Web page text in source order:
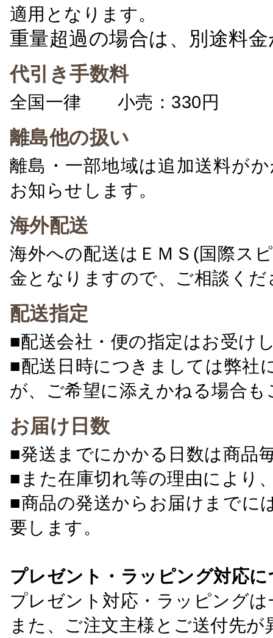
適用となります。
重量超過の場合は、別途料
代引き手数料
全国一律 小売：330円 卸
離島他の扱い
離島・一部地域は追加送料が
お知らせします。
海外配送
海外への配送はＥＭＳ(国際ス
金となりますので、ご相談くだ
配送指定
■配送会社・便の指定はお受け
■配送日時につきましては弊社
が、ご希望に添えかねる場合
お届け日数
■発送までにかかる日数は商品
■また在庫切れ等の理由により
■商品の発送からお届けまでに
要します。
プレゼント・ラッピング対応
プレゼント対応・ラッピング
また、ご注文主様とご送付先